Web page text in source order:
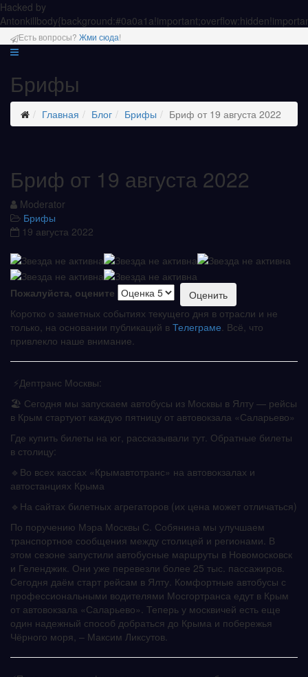
Hacked by
Antonkill
Есть вопросы? Жми сюда!
Брифы
Главная Блог Брифы Бриф от 19 августа 2022
Бриф от 19 августа 2022
Moderator
Брифы
19 августа 2022
Пожалуйста, оцените
Коротко о заметных событиях текущего дня в отрасли и не
только, на основании публикаций в Телеграме . Всё, что
привлекло наше внимание.
⚡️Дептранс Москвы:
🏖 Сегодня мы запускаем автобусы из Москвы в Ялту — рейсы
в Крым стартуют каждую пятницу от автовокзала «Саларьево»
Где купить билеты на юг, рассказывали тут. Обратные билеты
в столицу:
🔹Во всех кассах «Крымавтотранс» на автовокзалах и
автостанциях Крыма
🔹На сайтах билетных агрегаторов (их цена может отличаться)
По поручению Мэра Москвы С. Собянина мы улучшаем
транспортное сообщения между столицей и регионами. В
этом сезоне запустили автобусные маршруты в Новомосковск
и Геленджик. Они уже перевезли более 25 тыс. пассажиров.
Сегодня даём старт рейсам в Ялту. Комфортные автобусы с
профессиональными водителями Мосгортранса едут в Крым
от автовокзала «Саларьево». Теперь у москвичей есть еще
один надежный способ добраться до Крыма и побережья
Чёрного моря, – Максим Ликсутов.